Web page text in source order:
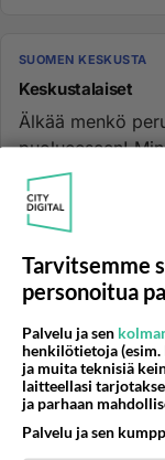
SUOMEN KESKUSTA
Keskustalaiset
Älkää menkö
puolueeseen!
09.08.2026 13:32
SUOMEN KESKUSTA
Kaikkonen
Nuorisosäätiön
Ei ole
seksikarnevaalit.
keskustalaista....
09.08.2026 06:55
Tarvitsemme
personoitua
Palvelu ja sen
henkilötietoja
ja muita teknisiä
laitteellasi
ja parhaan
Palvelu ja sen